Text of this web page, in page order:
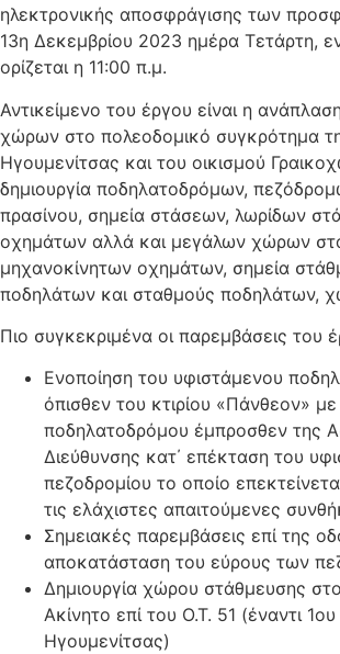
ηλεκτρονικής αποσφράγισης των
13η Δεκεμβρίου 2023 ημέρα Τετάρτη,
ορίζεται η 11:00 π.μ.
Αντικείμενο του έργου είναι η
χώρων στο πολεοδομικό συγκρότημα
Ηγουμενίτσας και του οικισμού
δημιουργία ποδηλατοδρόμων,
πρασίνου, σημεία στάσεων, λωρίδων
οχημάτων αλλά και μεγάλων χώρων
μηχανοκίνητων οχημάτων, σημεία
ποδηλάτων και σταθμούς ποδηλάτων,
Πιο συγκεκριμένα οι παρεμβάσεις του
Ενοποίηση του υφιστάμενου
όπισθεν του κτιρίου «Πάνθεον»
ποδηλατοδρόμου έμπροσθεν της
Διεύθυνσης κατ΄ επέκταση του
πεζοδρομίου το οποίο
τις ελάχιστες απαιτούμενες
Σημειακές παρεμβάσεις επί της
αποκατάσταση του εύρους των
Δημιουργία χώρου στάθμευσης
Ακίνητο επί του Ο.Τ. 51 (έναντι
Ηγουμενίτσας)